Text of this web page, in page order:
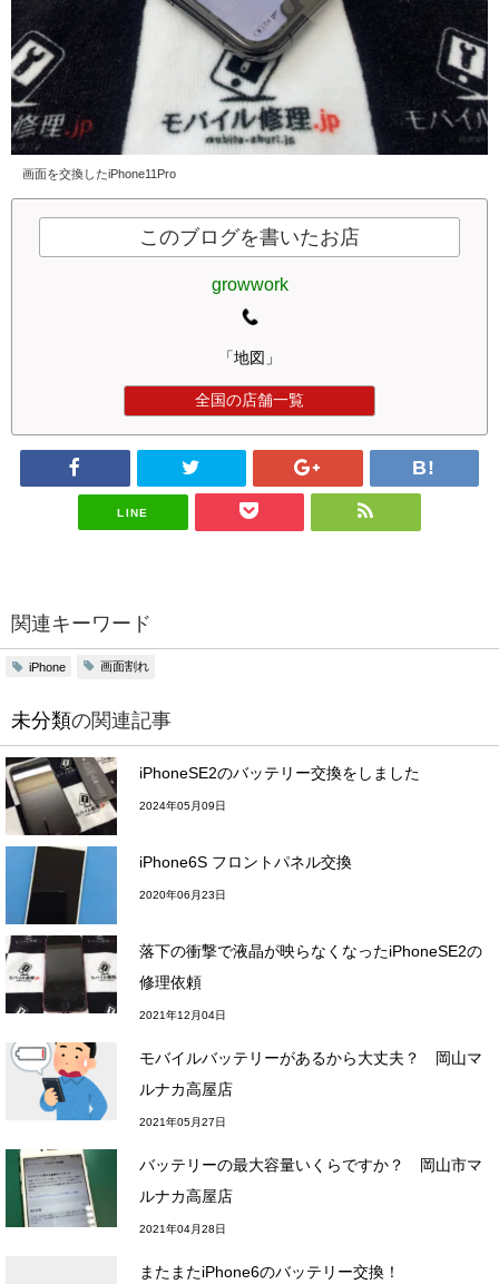
画面を交換したiPhone11Pro
このブログを書いたお店
growwork
「地図」
全国の店舗一覧
LINE
関連キーワード
iPhone 画面割れ
未分類の関連記事
iPhoneSE2のバッテリー交換をしました
2024年05月09日
iPhone6S フロントパネル交換
2020年06月23日
落下の衝撃で液晶が映らなくなったiPhoneSE2の
修理依頼
2021年12月04日
モバイルバッテリーがあるから大丈夫？ 岡山マ
ルナカ高屋店
2021年05月27日
バッテリーの最大容量いくらですか？ 岡山市マ
ルナカ高屋店
2021年04月28日
またまたiPhone6のバッテリー交換！